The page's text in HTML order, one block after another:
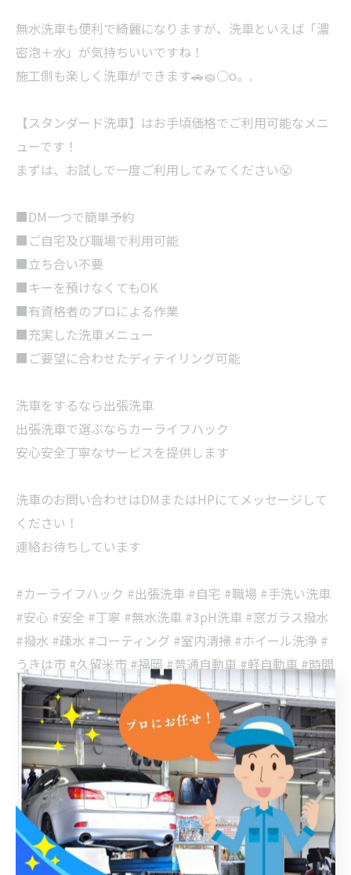
無水洗車も便利で綺麗になりますが、洗車といえば「濃
密泡＋水」が気持ちいいですね！
施工側も楽しく洗車ができます🚗🧽○o。.
【スタンダード洗車】はお手頃価格でご利用可能なメニ
ューです！
まずは、お試しで一度ご利用してみてください😤
■DM一つで簡単予約
■ご自宅及び職場で利用可能
■立ち合い不要
■キーを預けなくてもOK
■有資格者のプロによる作業
■充実した洗車メニュー
■ご要望に合わせたディテイリング可能
洗車をするなら出張洗車
出張洗車で選ぶならカーライフハック
安心安全丁寧なサービスを提供します
洗車のお問い合わせはDMまたはHPにてメッセージして
ください！
連絡お待ちしています
#カーライフハック #出張洗車 #自宅 #職場 #手洗い洗車
#安心 #安全 #丁寧 #無水洗車 #3pH洗車 #窓ガラス撥水
#撥水 #疎水 #コーティング #室内清掃 #ホイール洗浄 #
うきは市 #久留米市 #福岡 #普通自動車 #軽自動車 #時間
の有効活用 #ライフハック #車好きな人と繋がりたい #
艶出し #傷消し #タイパ #自家用車 #TOYOTA #ハイエー
ス
福岡にて撥水コートの施工
撥水